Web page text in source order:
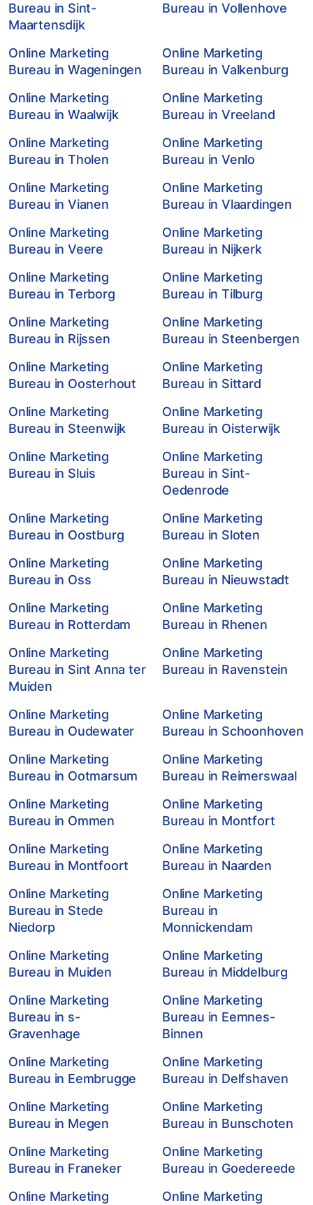
Bureau in Sint-
Maartensdijk
Bureau in Vollenhove
Online Marketing
Bureau in Wageningen
Online Marketing
Bureau in Valkenburg
Online Marketing
Bureau in Waalwijk
Online Marketing
Bureau in Vreeland
Online Marketing
Bureau in Tholen
Online Marketing
Bureau in Venlo
Online Marketing
Bureau in Vianen
Online Marketing
Bureau in Vlaardingen
Online Marketing
Bureau in Veere
Online Marketing
Bureau in Nijkerk
Online Marketing
Bureau in Terborg
Online Marketing
Bureau in Tilburg
Online Marketing
Bureau in Rijssen
Online Marketing
Bureau in Steenbergen
Online Marketing
Bureau in Oosterhout
Online Marketing
Bureau in Sittard
Online Marketing
Bureau in Steenwijk
Online Marketing
Bureau in Oisterwijk
Online Marketing
Bureau in Sluis
Online Marketing
Bureau in Sint-
Oedenrode
Online Marketing
Bureau in Oostburg
Online Marketing
Bureau in Sloten
Online Marketing
Bureau in Oss
Online Marketing
Bureau in Nieuwstadt
Online Marketing
Bureau in Rotterdam
Online Marketing
Bureau in Rhenen
Online Marketing
Bureau in Sint Anna ter
Muiden
Online Marketing
Bureau in Ravenstein
Online Marketing
Bureau in Oudewater
Online Marketing
Bureau in Schoonhoven
Online Marketing
Bureau in Ootmarsum
Online Marketing
Bureau in Reimerswaal
Online Marketing
Bureau in Ommen
Online Marketing
Bureau in Montfort
Online Marketing
Bureau in Montfoort
Online Marketing
Bureau in Naarden
Online Marketing
Bureau in Stede
Niedorp
Online Marketing
Bureau in
Monnickendam
Online Marketing
Bureau in Muiden
Online Marketing
Bureau in Middelburg
Online Marketing
Bureau in s-
Gravenhage
Online Marketing
Bureau in Eemnes-
Binnen
Online Marketing
Bureau in Eembrugge
Online Marketing
Bureau in Delfshaven
Online Marketing
Bureau in Megen
Online Marketing
Bureau in Bunschoten
Online Marketing
Bureau in Franeker
Online Marketing
Bureau in Goedereede
Online Marketing
Online Marketing